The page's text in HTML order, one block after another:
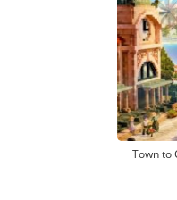
Town to